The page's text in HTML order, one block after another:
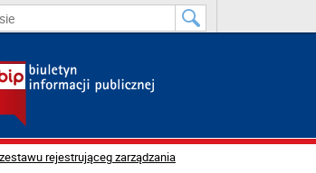
rejestrująceg zarządzania